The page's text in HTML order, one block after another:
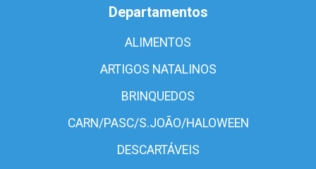
Departamentos
ALIMENTOS
ARTIGOS NATALINOS
BRINQUEDOS
CARN/PASC/S.JOÃO/HALOWEEN
DESCARTÁVEIS